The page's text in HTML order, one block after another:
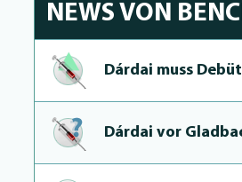
NEWS VON
Dárdai muss
Dárdai vor